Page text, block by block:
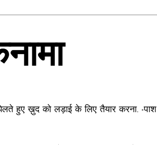
हुए ख़ुद को लड़ाई के लिए तैयार करना. -पाश